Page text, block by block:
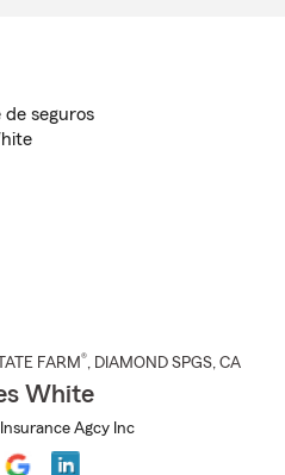
FARM®, DIAMOND SPGS, CA
White
Agcy Inc